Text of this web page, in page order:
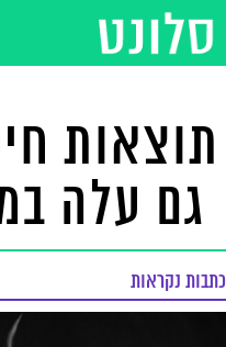
תוצאות
גם עלה
כתבות נקראות